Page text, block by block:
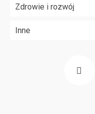
Zdrowie i rozwój
Inne